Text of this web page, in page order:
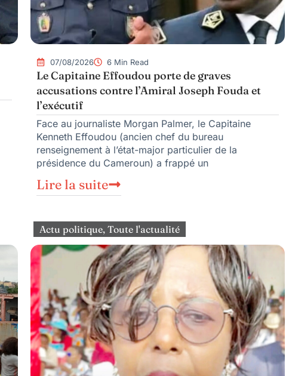
07/08/2026 6 Min Read
Le Capitaine Effoudou porte de graves
accusations contre l’Amiral Joseph Fouda et
l’exécutif
Face au journaliste Morgan Palmer, le Capitaine
Kenneth Effoudou (ancien chef du bureau
renseignement à l’état-major particulier de la
présidence du Cameroun) a frappé un
Lire la suite
Actu politique, Toute l'actualité